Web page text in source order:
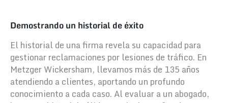
Demostrando un historial de éxito
El historial de una firma revela su capacidad para
gestionar reclamaciones por lesiones de tráfico. En
Metzger Wickersham, llevamos más de 135 años
atendiendo a clientes, aportando un profundo
conocimiento a cada caso. Al evaluar a un abogado,